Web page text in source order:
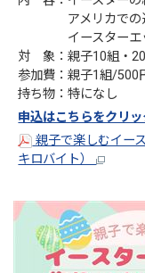
アメリカでの過
イースターエッ
対 象：親子10組・
参加費：親子1組/500
持ち物：特になし
申込はこちらをクリ
親子で楽しむイー
キロバイト）